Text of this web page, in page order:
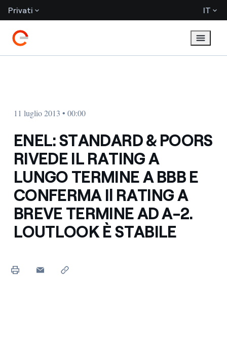
Privati IT
11 luglio 2013 • 00:00
ENEL: STANDARD & POORS
RIVEDE IL RATING A
LUNGO TERMINE A BBB E
CONFERMA Il RATING A
BREVE TERMINE AD A-2.
LOUTLOOK È STABILE